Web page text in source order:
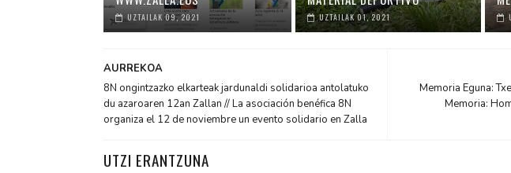
UZTAILAK 09, 2021 UZTAILAK 01, 2021
Memoria Eguna:
Memoria:
AURREKOA
8N ongintzazko elkarteak jardunaldi solidarioa antolatuko
du azaroaren 12an Zallan // La asociación benéfica 8N
organiza el 12 de noviembre un evento solidario en Zalla
UTZI ERANTZUNA